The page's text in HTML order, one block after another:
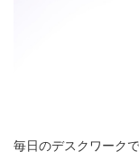
毎日のデスクワーク